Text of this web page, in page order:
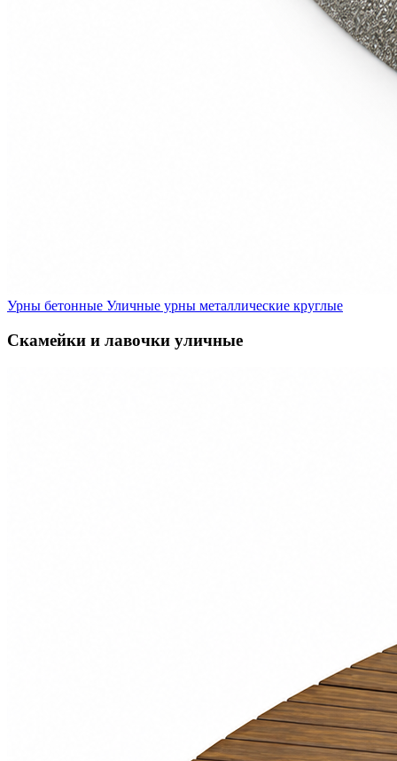
Урны бетонные Уличные урны металлические круглые
Скамейки и лавочки уличные